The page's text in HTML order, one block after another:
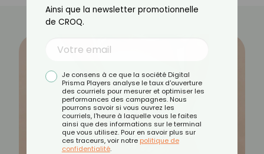
Ainsi que la newsletter promotionnelle
de CROQ.
Je consens à ce que la société Digital
Prisma Players analyse le taux d'ouverture
des courriels pour mesurer et optimiser les
performances des campagnes. Nous
pourrons savoir si vous ouvrez les
courriels, l'heure à laquelle vous le faites
ainsi que des informations sur le terminal
que vous utilisez. Pour en savoir plus sur
ces traceurs, voir notre politique de
confidentialité.